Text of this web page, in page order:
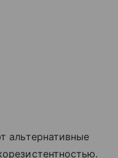
альтернативные